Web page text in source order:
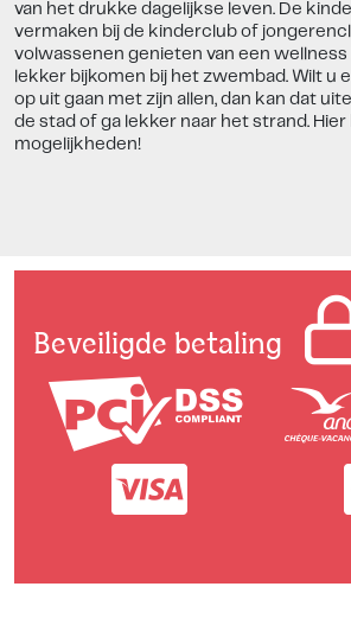
van het drukke dagelijkse leven. De
vermaken bij de kinderclub of
volwassenen genieten van een
lekker bijkomen bij het zwembad. Wilt u
op uit gaan met zijn allen, dan kan dat
de stad of ga lekker naar het strand.
mogelijkheden!
Beveiligde betaling